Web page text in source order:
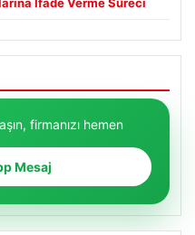
firmanızı hemen
Mesaj